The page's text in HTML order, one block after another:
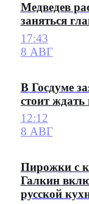
Медведев
заняться
17:43
8 АВГ
В Госдуме
стоит
12:12
8 АВГ
Пирожки с
Галкин
русской